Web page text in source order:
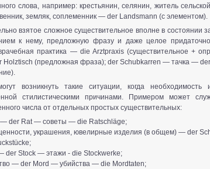
слова, например: крестьянин, селянин, житель
земляк, соплеменник — der Landsmann (с элементом).
взятое сложное существительное вполне в состоянии
к нему, предложную фразу и даже целое
практика — die Arztpraxis (существительное +
Holztisch (предложная фраза); der Schubkarrеn — тачка —
возникнуть такие ситуации, когда необходимость
стилистическими причинами. Примером может
числа от отдельных простых существительных:
— der Rat — советы — die Ratschläge;
украшения, ювелирные изделия (в общем) — der
der Stock — этажи - die Stockwerke;
— der Mord — убийства — die Mordtaten;